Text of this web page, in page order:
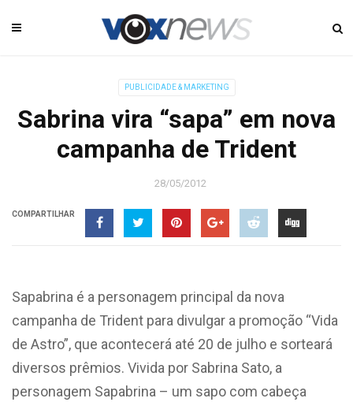
PUBLICIDADE & MARKETING
Sabrina vira “sapa” em nova
campanha de Trident
28/05/2012
COMPARTILHAR
Sapabrina é a personagem principal da nova
campanha de Trident para divulgar a promoção “Vida
de Astro”, que acontecerá até 20 de julho e sorteará
diversos prêmios. Vivida por Sabrina Sato, a
personagem Sapabrina – um sapo com cabeça